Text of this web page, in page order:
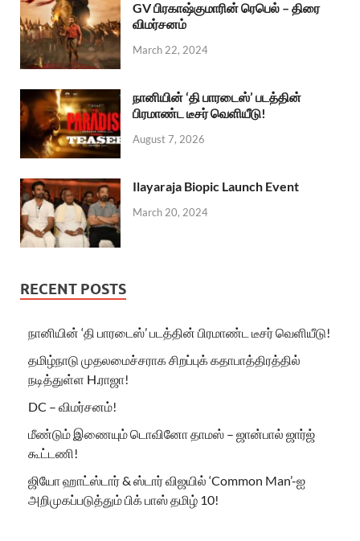
GV பிரகாஷ்குமாரின் ரெபெல் – திரை
விமர்சனம்
March 22, 2024
நானியின் ‘தி பாரடைஸ்’ படத்தின்
பிரமாண்ட டீசர் வெளியீடு!
August 7, 2026
Ilayaraja Biopic Launch Event
March 20, 2024
RECENT POSTS
நானியின் ‘தி பாரடைஸ்’ படத்தின் பிரமாண்ட டீசர் வெளியீடு!
தமிழ்நாடு முதலமைச்சராக சிறப்புக் கதாபாத்திரத்தில்
நடித்துள்ள H.ராஜா!
DC – விமர்சனம்!
மீண்டும் இணையும் டொவினோ தாமஸ் – ஜான்பால் ஜார்ஜ்
கூட்டணி!
ஜியோ ஹாட்ஸ்டார் & ஸ்டார் விஜயில் ‘Common Man’-ஐ
அறிமுகப்படுத்தும் பிக் பாஸ் தமிழ் 10!